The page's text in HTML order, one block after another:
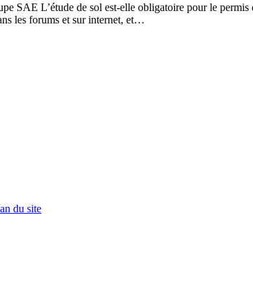
SAE L’étude de sol est-elle obligatoire pour le
les forums et sur internet, et…
du site